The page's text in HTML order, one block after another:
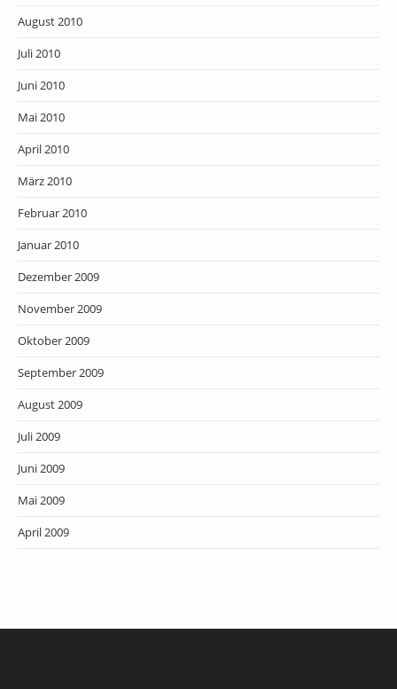
August 2010
Juli 2010
Juni 2010
Mai 2010
April 2010
März 2010
Februar 2010
Januar 2010
Dezember 2009
November 2009
Oktober 2009
September 2009
August 2009
Juli 2009
Juni 2009
Mai 2009
April 2009